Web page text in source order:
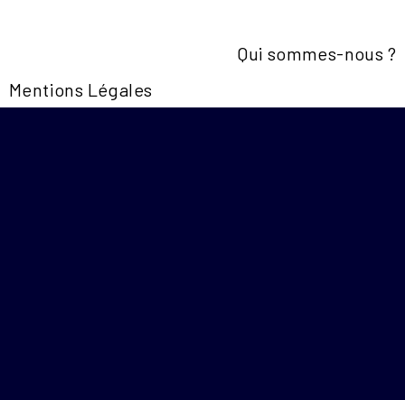
Qui sommes-nous ?
Mentions Légales